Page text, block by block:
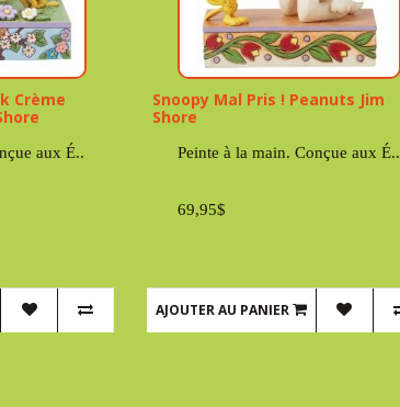
Crème
aux É..
Snoopy Mal Pris ! Peanuts Jim
Shore
Peinte à la main. Conçue aux É..
69,95$
AJOUTER AU PANIER